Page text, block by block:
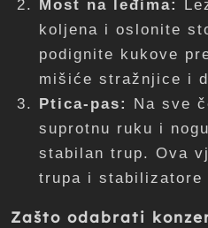
Most na leđima:
koljena i oslonite
podignite kukove
mišiće stražnjice i
Ptica-pas:
Na sve
suprotnu ruku i
stabilan trup. Ova
trupa i stabilizatore
Zašto odabrati